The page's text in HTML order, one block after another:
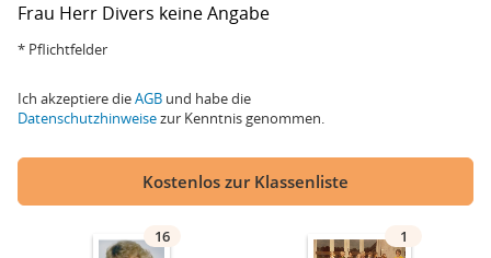
Frau Herr Divers keine Angabe
* Pflichtfelder
Ich akzeptiere dieAGB und habe die
Datenschutzhinweisezur Kenntnis genommen.
Kostenlos zur Klassenliste
16 1